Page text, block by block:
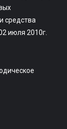
средства
июля 2010г.